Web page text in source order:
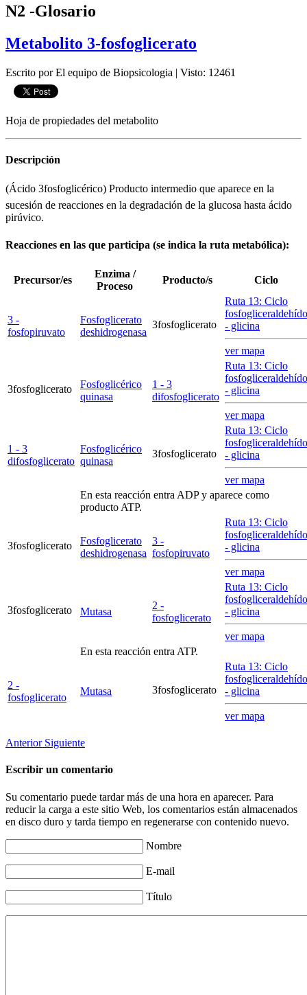
N2 -Glosario
Metabolito 3-fosfoglicerato
Escrito por El equipo de Biopsicologia | Visto: 12461
Hoja de propiedades del metabolito
Descripción
(Ácido 3fosfoglicérico) Producto intermedio que aparece en la
sucesión de reacciones en la degradación de la glucosa hasta ácido
pirúvico.
Reacciones en las que participa (se indica la ruta metabólica):
Precursor/es
Enzima /
Proceso
Producto/s Ciclo
3 -
fosfopiruvato
Fosfoglicerato
deshidrogenasa
3fosfoglicerato
Ruta 13: Ciclo
fosfogliceraldehído
- glicina
ver mapa
3fosfoglicerato
Fosfoglicérico
quinasa
1 - 3
difosfoglicerato
Ruta 13: Ciclo
fosfogliceraldehído
- glicina
ver mapa
1 - 3
difosfoglicerato
Fosfoglicérico
quinasa
3fosfoglicerato
Ruta 13: Ciclo
fosfogliceraldehído
- glicina
ver mapa
En esta reacción entra ADP y aparece como
producto ATP.
3fosfoglicerato
Fosfoglicerato
deshidrogenasa
3 -
fosfopiruvato
Ruta 13: Ciclo
fosfogliceraldehído
- glicina
ver mapa
3fosfoglicerato Mutasa
2 -
fosfoglicerato
Ruta 13: Ciclo
fosfogliceraldehído
- glicina
ver mapa
En esta reacción entra ATP.
2 -
fosfoglicerato
Mutasa 3fosfoglicerato
Ruta 13: Ciclo
fosfogliceraldehído
- glicina
ver mapa
Anterior Siguiente
Escribir un comentario
Su comentario puede tardar más de una hora en aparecer. Para
reducir la carga a este sitio Web, los comentarios están almacenados
en disco duro y tarda tiempo en regenerarse con contenido nuevo.
Nombre
E-mail
Título